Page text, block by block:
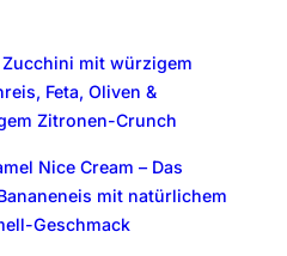
mit würzigem
Feta, Oliven &
Zitronen-Crunch
Nice Cream – Das
mit natürlichem
Geschmack